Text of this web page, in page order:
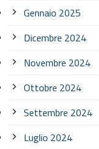
Gennaio 2025
Dicembre 2024
Novembre 2024
Ottobre 2024
Settembre 2024
Luglio 2024